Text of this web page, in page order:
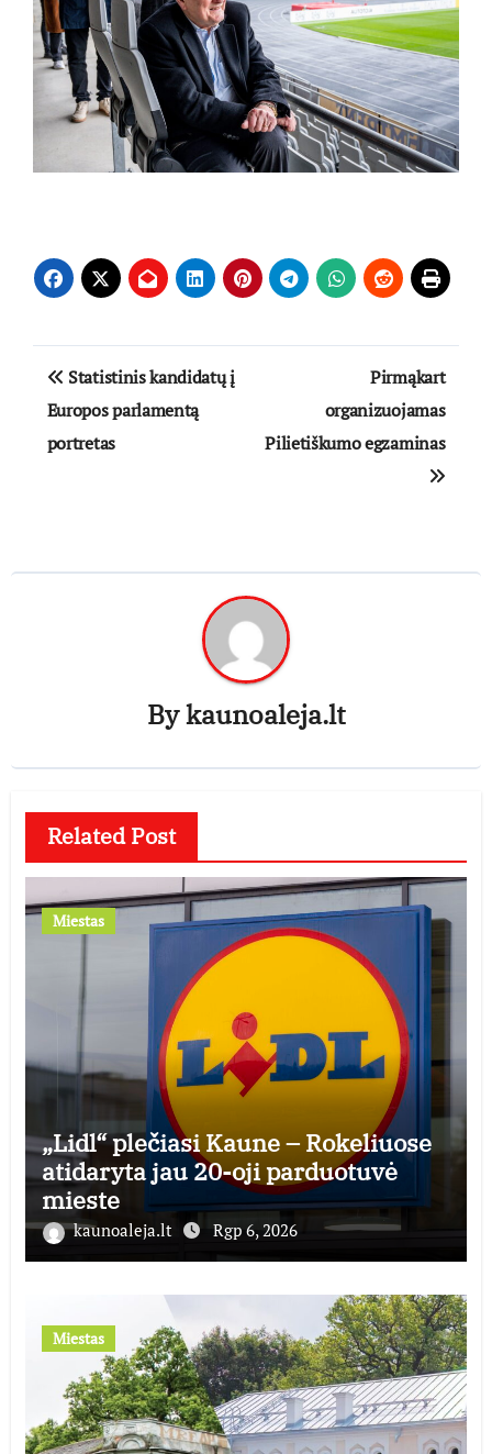
Navigacija
tarp
įrašų
Statistinis kandidatų į
Europos parlamentą
portretas
Pirmąkart
organizuojamas
Pilietiškumo egzaminas
Bykaunoaleja.lt
Related Post
Miestas
„Lidl“ plečiasi Kaune – Rokeliuose
atidaryta jau 20-oji parduotuvė
mieste
kaunoaleja.lt Rgp 6, 2026
Miestas